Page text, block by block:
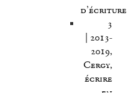
d’écriture
3
| 2013-
2019,
Cergy,
écrire